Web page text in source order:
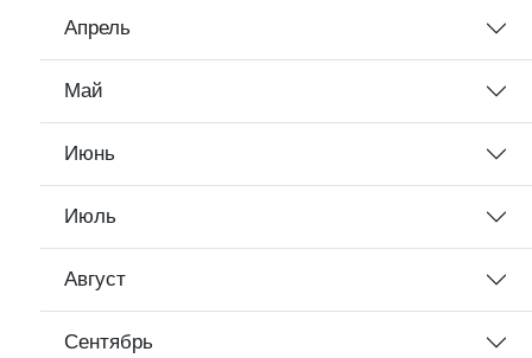
Апрель
Май
Июнь
Июль
Август
Сентябрь